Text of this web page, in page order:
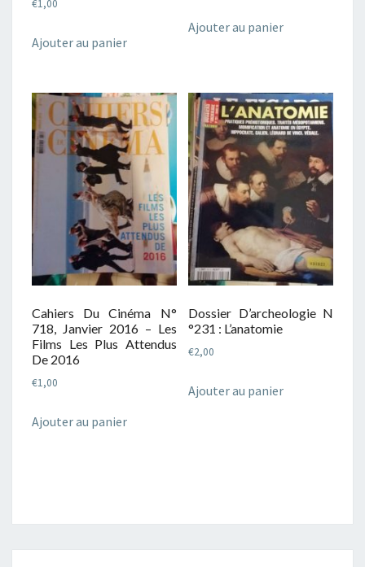
€1,00
Ajouter au panier
Ajouter au panier
Cahiers Du Cinéma N°
718, Janvier 2016 – Les
Films Les Plus Attendus
De 2016
€1,00
Ajouter au panier
Dossier D’archeologie N
°231 : L’anatomie
€2,00
Ajouter au panier